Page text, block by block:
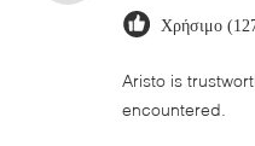
Χρήσιμο
Aristo is
encountered.